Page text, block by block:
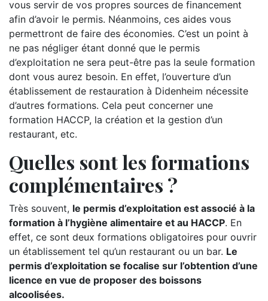
vous servir de vos propres sources de financement
afin d’avoir le permis. Néanmoins, ces aides vous
permettront de faire des économies. C’est un point à
ne pas négliger étant donné que le permis
d’exploitation ne sera peut-être pas la seule formation
dont vous aurez besoin. En effet, l’ouverture d’un
établissement de restauration à Didenheim nécessite
d’autres formations. Cela peut concerner une
formation HACCP, la création et la gestion d’un
restaurant, etc.
Quelles sont les formations
complémentaires ?
Très souvent, le permis d’exploitation est associé à la
formation à l’hygiène alimentaire et au HACCP. En
effet, ce sont deux formations obligatoires pour ouvrir
un établissement tel qu’un restaurant ou un bar. Le
permis d’exploitation se focalise sur l’obtention d’une
licence en vue de proposer des boissons
alcoolisées.